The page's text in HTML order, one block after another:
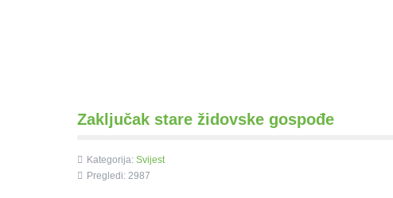
Zaključak stare židovske gospođe
Kategorija: Svijest
Pregledi: 2987